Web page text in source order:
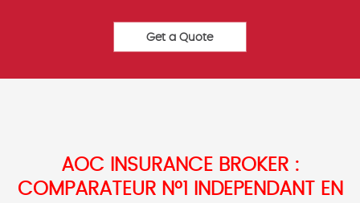
AOC INSURANCE BROKER :
COMPARATEUR N°1 INDEPENDANT EN